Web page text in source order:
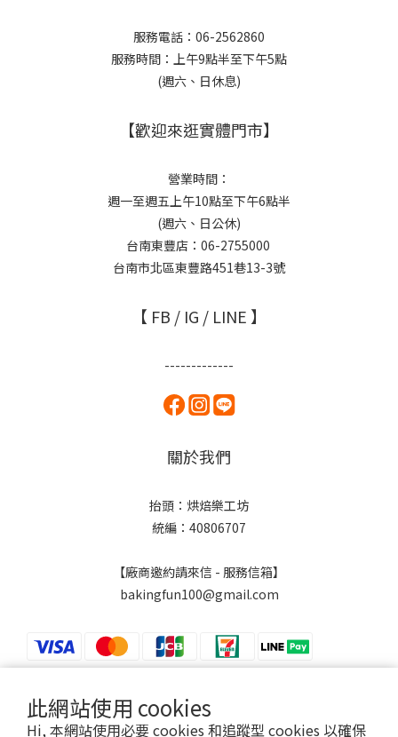
此網站使用 cookies
Hi, 本網站使用必要 cookies 和追蹤型 cookies 以確保
服務電話：06-2562860
服務時間：上午9點半至下午5點
(週六、日休息)
【歡迎來逛實體門市】
營業時間：
週一至週五上午10點至下午6點半
(週六、日公休)
台南東豐店：06-2755000
台南市北區東豐路451巷13-3號
【 FB / IG / LINE 】
-------------
關於我們
抬頭：烘焙樂工坊
統編：40806707
【廠商邀約請來信 - 服務信箱】
bakingfun100@gmail.com
$TWD 繁體中文